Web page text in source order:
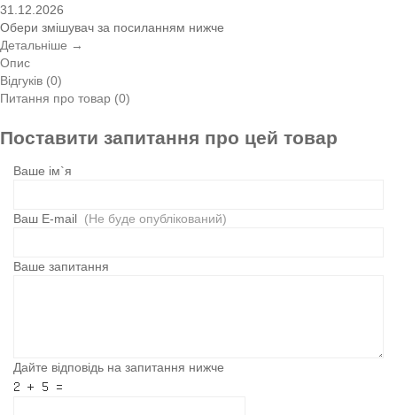
31.12.2026
Обери змішувач за посиланням нижче
Детальніше →
Опис
Відгуків (0)
Питання про товар (0)
Поставити запитання про цей товар
Ваше ім`я
Ваш E-mail (Не буде опублікований)
Ваше запитання
Дайте відповідь на запитання нижче